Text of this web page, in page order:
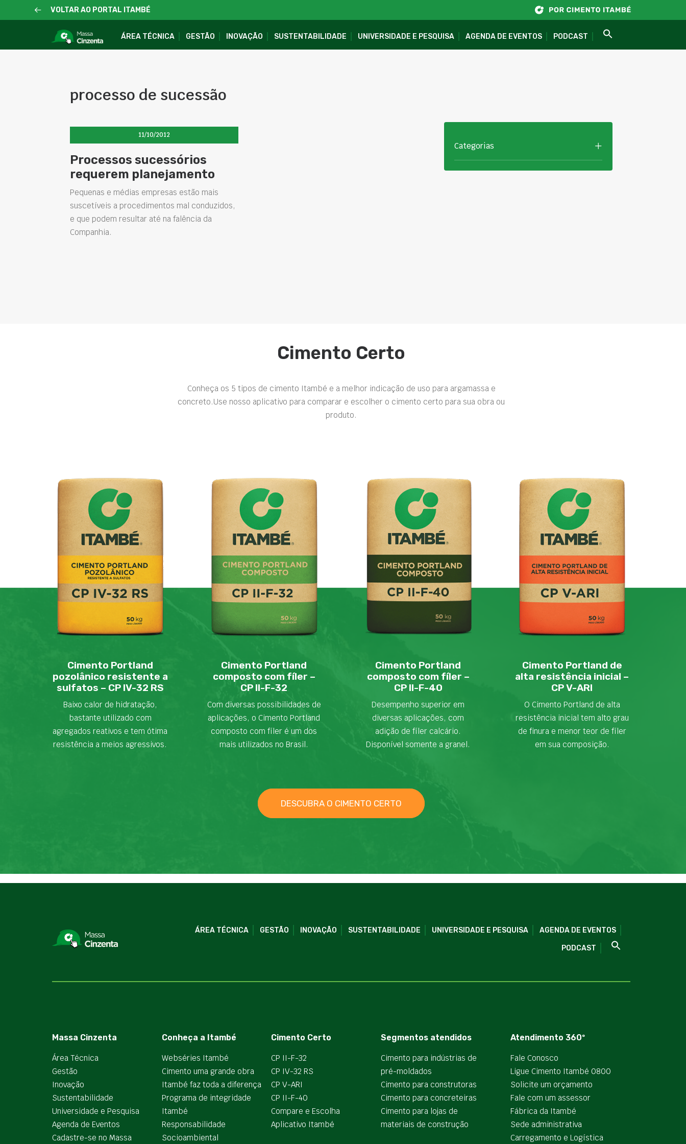
VOLTAR AO PORTAL ITAMBÉ
ÁREA TÉCNICA GESTÃO INOVAÇÃO SUSTENTABILIDADE UNIVERSIDADE E PESQUISA AGENDA DE EVENTOS PODCAST
processo de sucessão
11/10/2012
Processos sucessórios
requerem planejamento
Pequenas e médias empresas estão mais
suscetíveis a procedimentos mal conduzidos,
e que podem resultar até na falência da
Companhia.
Categorias
Cimento Certo
Conheça os 5 tipos de cimento Itambé e a melhor indicação de uso para argamassa e
concreto.Use nosso aplicativo para comparar e escolher o cimento certo para sua obra ou
produto.
Cimento Portland
pozolânico resistente a
sulfatos – CP IV-32 RS
Baixo calor de hidratação,
bastante utilizado com
agregados reativos e tem ótima
resistência a meios agressivos.
Cimento Portland
composto com fíler –
CP II-F-32
Com diversas possibilidades de
aplicações, o Cimento Portland
composto com fíler é um dos
mais utilizados no Brasil.
Cimento Portland
composto com fíler –
CP II-F-40
Desempenho superior em
diversas aplicações, com
adição de fíler calcário.
Disponível somente a granel.
Cimento Portland de
alta resistência inicial –
CP V-ARI
O Cimento Portland de alta
resistência inicial tem alto grau
de finura e menor teor de fíler
em sua composição.
DESCUBRA O CIMENTO CERTO
ÁREA TÉCNICA GESTÃO INOVAÇÃO SUSTENTABILIDADE UNIVERSIDADE E PESQUISA AGENDA DE EVENTOS
PODCAST
Massa Cinzenta
Área Técnica
Gestão
Inovação
Sustentabilidade
Universidade e Pesquisa
Agenda de Eventos
Cadastre-se no Massa
Conheça a Itambé
Webséries Itambé
Cimento uma grande obra
Itambé faz toda a diferença
Programa de integridade
Itambé
Responsabilidade
Socioambiental
Cimento Certo
CP II-F-32
CP IV-32 RS
CP V-ARI
CP II-F-40
Compare e Escolha
Aplicativo Itambé
Segmentos atendidos
Cimento para indústrias de
pré-moldados
Cimento para construtoras
Cimento para concreteiras
Cimento para lojas de
materiais de construção
Atendimento 360º
Fale Conosco
Ligue Cimento Itambé 0800
Solicite um orçamento
Fale com um assessor
Fábrica da Itambé
Sede administrativa
Carregamento e Logística